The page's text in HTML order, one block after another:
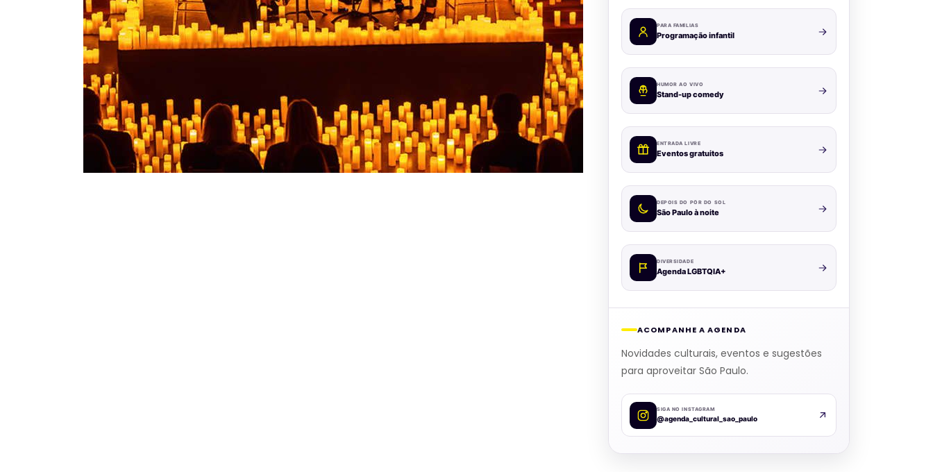
PARA FAMÍLIAS
Programação infantil
HUMOR AO VIVO
Stand-up comedy
ENTRADA LIVRE
Eventos gratuitos
DEPOIS DO PÔR DO SOL
São Paulo à noite
DIVERSIDADE
Agenda LGBTQIA+
ACOMPANHE A AGENDA
Novidades culturais, eventos e sugestões
para aproveitar São Paulo.
SIGA NO INSTAGRAM
@agenda_cultural_sao_paulo